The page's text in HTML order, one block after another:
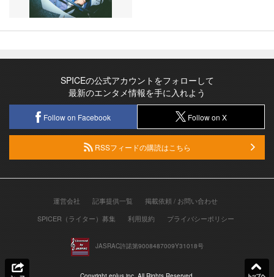
SPICEの公式アカウントをフォローして
最新のエンタメ情報を手に入れよう
Follow on Facebook Follow on X
RSSフィードの購読はこちら
運営会社 記事提供一覧
掲載依頼 / お問い合わせ
SPICER（ライター）募集
利用規約 プライバシーポリシー
JASRAC許諾第9008487009Y31018号